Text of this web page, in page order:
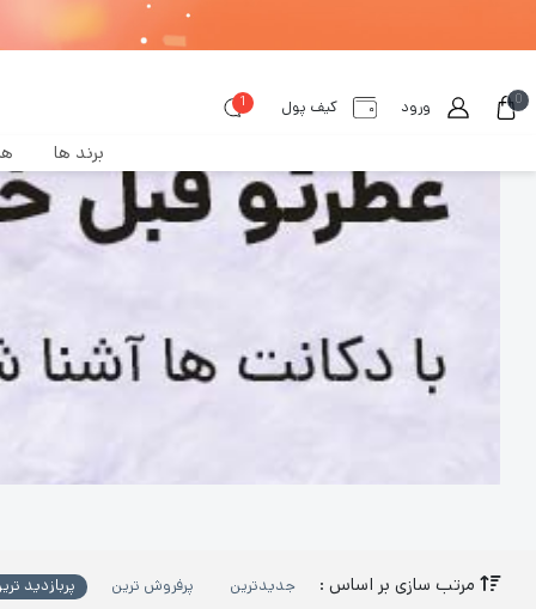
0 ورود کیف پول 1
برند ها
مرتب سازی بر اساس : جدیدترین پرفروش ترین پربازدید